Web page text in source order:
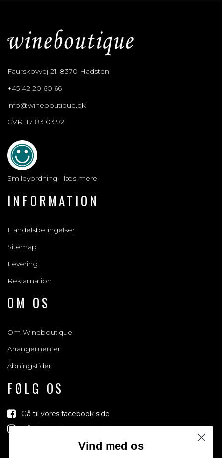
Faurskovvej 21, 8370 Hadsten
+45 42 20 60 66
info@wineboutique.dk
CVR: 17 83 03 92
Smileyordning - læs mere
INFORMATION
Handelsbetingelser
Sitemap
Levering
Reklamation
OM OS
Om Wineboutique
Arrangementer
Åbningstider
FØLG OS
Gå til vores facebook side
Gå til vores Instagram side
Vind med os